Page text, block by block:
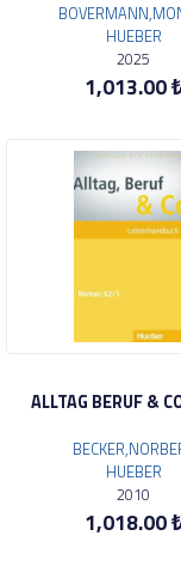
HUEBER
2025
1,013.00
ALLTAG BERUF &
HUEBER
2010
1,018.00